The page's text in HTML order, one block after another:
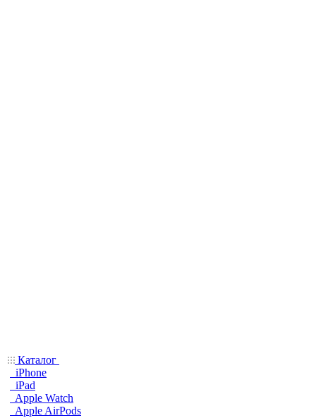
Каталог
iPhone
iPad
Apple Watch
Apple AirPods